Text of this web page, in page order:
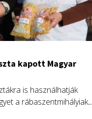
kapott Magyar
is használhatják
a rábaszentmihályiak.